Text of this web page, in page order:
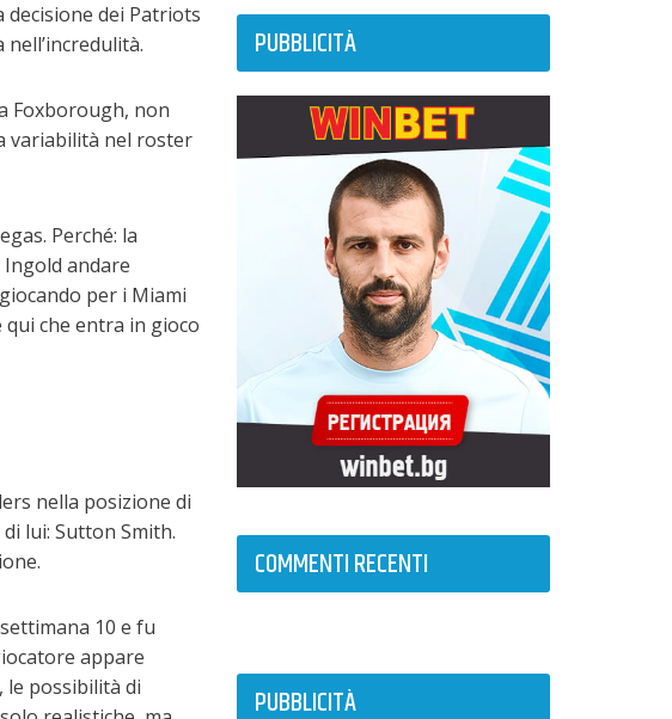
dei Patriots
Foxborough, non
variabilità nel roster
Perché: la
andare
per i Miami
che entra in gioco
nella posizione di
lui: Sutton Smith.
10 e fu
appare
le possibilità di
PUBBLICITÀ
COMMENTI RECENTI
PUBBLICITÀ